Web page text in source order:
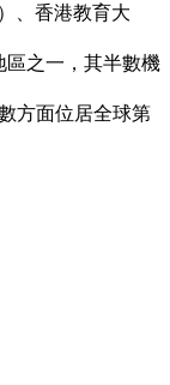
）、香港教育大
區之一，其半數機
方面位居全球第